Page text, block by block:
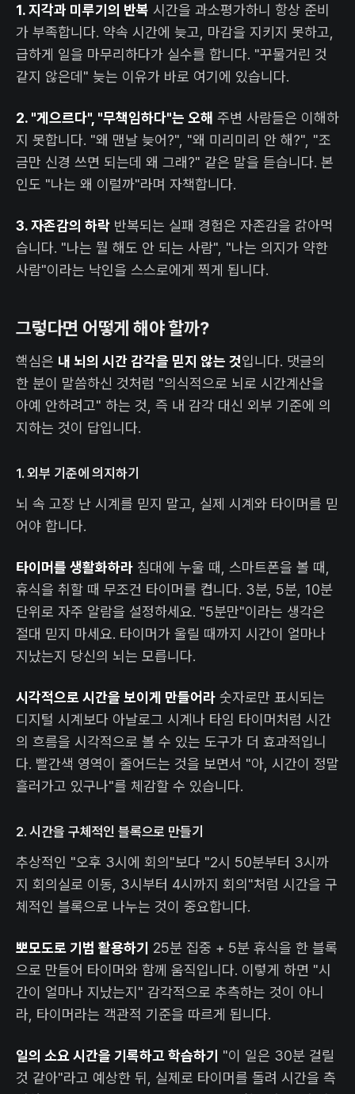
1. 지각과 미루기의 반복 시간을 과소평가하니 항상 준비
가 부족합니다. 약속 시간에 늦고, 마감을 지키지 못하고,
급하게 일을 마무리하다가 실수를 합니다. "꾸물거린 것
같지 않은데" 늦는 이유가 바로 여기에 있습니다.
2. "게으르다", "무책임하다"는 오해 주변 사람들은 이해하
지 못합니다. "왜 맨날 늦어?", "왜 미리미리 안 해?", "조
금만 신경 쓰면 되는데 왜 그래?" 같은 말을 듣습니다. 본
인도 "나는 왜 이럴까"라며 자책합니다.
3. 자존감의 하락 반복되는 실패 경험은 자존감을 갉아먹
습니다. "나는 뭘 해도 안 되는 사람", "나는 의지가 약한
사람"이라는 낙인을 스스로에게 찍게 됩니다.
그렇다면 어떻게 해야 할까?
핵심은 내 뇌의 시간 감각을 믿지 않는 것입니다. 댓글의
한 분이 말씀하신 것처럼 "의식적으로 뇌로 시간계산을
아예 안하려고" 하는 것, 즉 내 감각 대신 외부 기준에 의
지하는 것이 답입니다.
1. 외부 기준에 의지하기
뇌 속 고장 난 시계를 믿지 말고, 실제 시계와 타이머를 믿
어야 합니다.
타이머를 생활화하라 침대에 누울 때, 스마트폰을 볼 때,
휴식을 취할 때 무조건 타이머를 켭니다. 3분, 5분, 10분
단위로 자주 알람을 설정하세요. "5분만"이라는 생각은
절대 믿지 마세요. 타이머가 울릴 때까지 시간이 얼마나
지났는지 당신의 뇌는 모릅니다.
시각적으로 시간을 보이게 만들어라 숫자로만 표시되는
디지털 시계보다 아날로그 시계나 타임 타이머처럼 시간
의 흐름을 시각적으로 볼 수 있는 도구가 더 효과적입니
다. 빨간색 영역이 줄어드는 것을 보면서 "아, 시간이 정말
흘러가고 있구나"를 체감할 수 있습니다.
2. 시간을 구체적인 블록으로 만들기
추상적인 "오후 3시에 회의"보다 "2시 50분부터 3시까
지 회의실로 이동, 3시부터 4시까지 회의"처럼 시간을 구
체적인 블록으로 나누는 것이 중요합니다.
뽀모도로 기법 활용하기 25분 집중 + 5분 휴식을 한 블록
으로 만들어 타이머와 함께 움직입니다. 이렇게 하면 "시
간이 얼마나 지났는지" 감각적으로 추측하는 것이 아니
라, 타이머라는 객관적 기준을 따르게 됩니다.
일의 소요 시간을 기록하고 학습하기 "이 일은 30분 걸릴
것 같아"라고 예상한 뒤, 실제로 타이머를 돌려 시간을 측